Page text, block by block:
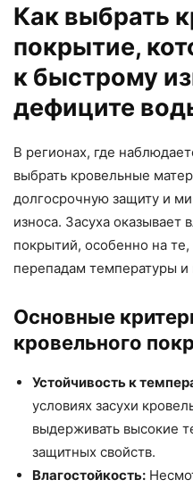
Как выбрать
покрытие,
к быстрому
дефиците
В регионах, где
выбрать кровельные
долгосрочную защиту и
износа. Засуха оказывает
покрытий, особенно на
перепадам температуры и
Основные
кровельного
Устойчивость к
условиях засухи
выдерживать высокие
защитных свойств.
Влагостойкость: